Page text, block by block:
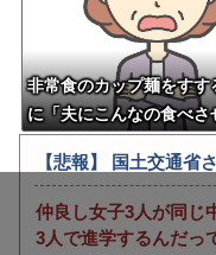
非常食のカップ麺をすす
に「夫にこんなの食べさ
さいので、熱々しなちく
にピタッと貼り付け、チ
シューを持ち上げたらｗ
【悲報】 国土交通省
仲良し女子3人が同じ
3人で進学するんだっ